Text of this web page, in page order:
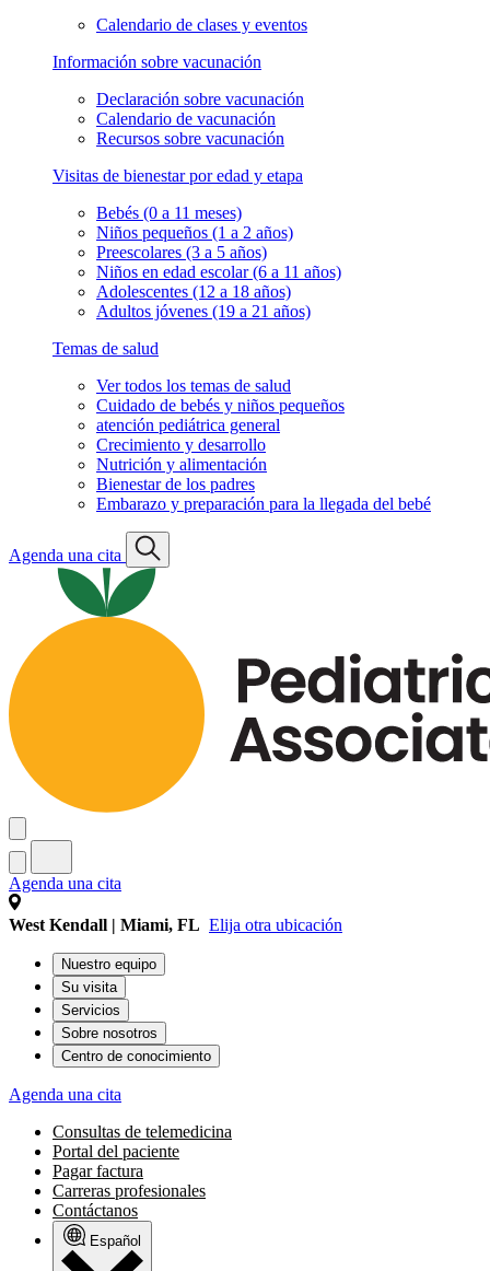
Calendario de clases y eventos
Información sobre vacunación
Declaración sobre vacunación
Calendario de vacunación
Recursos sobre vacunación
Visitas de bienestar por edad y etapa
Bebés (0 a 11 meses)
Niños pequeños (1 a 2 años)
Preescolares (3 a 5 años)
Niños en edad escolar (6 a 11 años)
Adolescentes (12 a 18 años)
Adultos jóvenes (19 a 21 años)
Temas de salud
Ver todos los temas de salud
Cuidado de bebés y niños pequeños
atención pediátrica general
Crecimiento y desarrollo
Nutrición y alimentación
Bienestar de los padres
Embarazo y preparación para la llegada del bebé
Agenda una cita
Agenda una cita
West Kendall | Miami, FL Elija otra ubicación
Nuestro equipo
Su visita
Servicios
Sobre nosotros
Centro de conocimiento
Agenda una cita
Consultas de telemedicina
Portal del paciente
Pagar factura
Carreras profesionales
Contáctanos
Español